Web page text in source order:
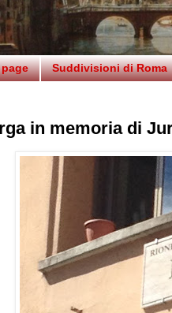
Suddivisioni di Roma
in memoria di